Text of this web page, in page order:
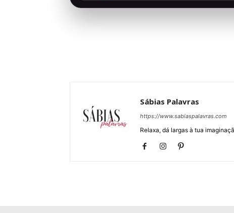
Sábias Palavras
https://www.sabiaspalavras.com
Relaxa, dá largas à tua